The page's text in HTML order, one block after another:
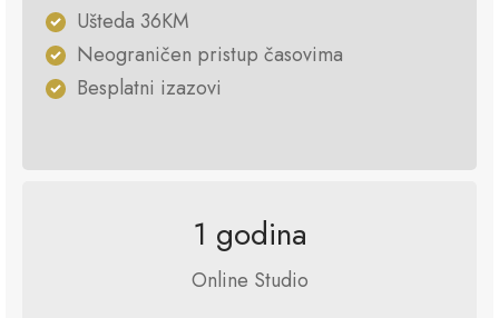
Ušteda 36KM
Neograničen pristup časovima
Besplatni izazovi
1 godina
Online Studio